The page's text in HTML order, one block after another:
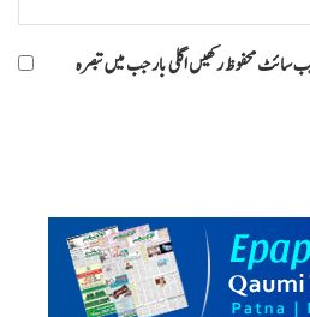
سائٹ محفوظ رکھیں اگلی بار جب میں تبصرہ